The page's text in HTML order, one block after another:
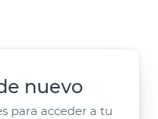
nuevo
para acceder a tu